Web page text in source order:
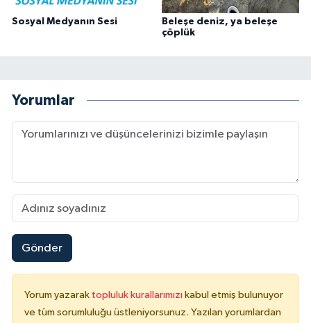
Sosyal Medyanın Sesi
Beleşe deniz, ya beleşe
çöplük
Yorumlar
Gönder
Yorum yazarak topluluk kurallarımızı kabul etmiş bulunuyor
ve tüm sorumluluğu üstleniyorsunuz. Yazılan yorumlardan